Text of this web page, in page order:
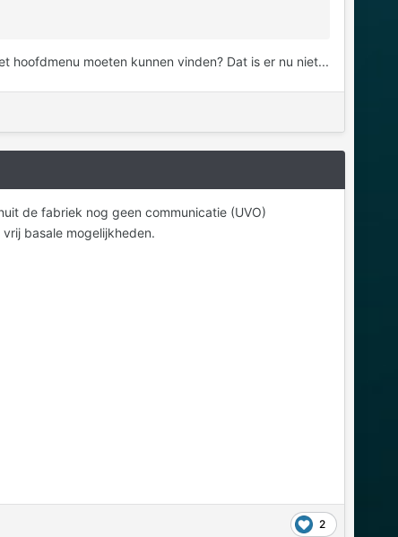
hoofdmenu moeten kunnen vinden? Dat is er nu niet...
de fabriek nog geen communicatie (UVO)
basale mogelijkheden.
2